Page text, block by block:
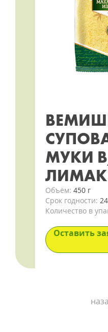
МУКИ
ЛИМАК
Объём: 450 г
Срок годности:
Количество в
Оставить